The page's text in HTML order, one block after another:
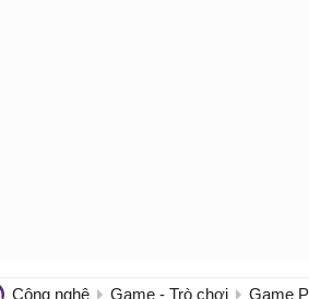
Công nghệ Game - Trò chơi Game